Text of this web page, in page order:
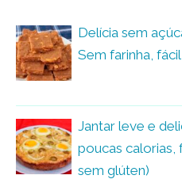
Delícia sem
Sem farinha,
Jantar leve e
poucas calorias,
sem glúten)